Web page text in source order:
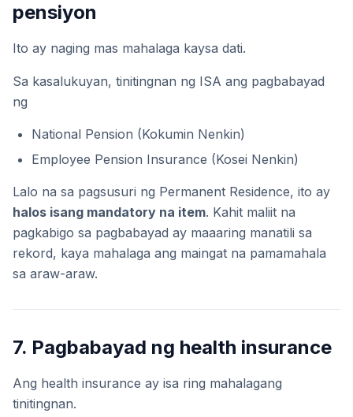
pensiyon
Ito ay naging mas mahalaga kaysa dati.
Sa kasalukuyan, tinitingnan ng ISA ang pagbabayad
ng
National Pension (Kokumin Nenkin)
Employee Pension Insurance (Kosei Nenkin)
Lalo na sa pagsusuri ng Permanent Residence, ito ay
halos isang mandatory na item. Kahit maliit na
pagkabigo sa pagbabayad ay maaaring manatili sa
rekord, kaya mahalaga ang maingat na pamamahala
sa araw-araw.
7. Pagbabayad ng health insurance
Ang health insurance ay isa ring mahalagang
tinitingnan.